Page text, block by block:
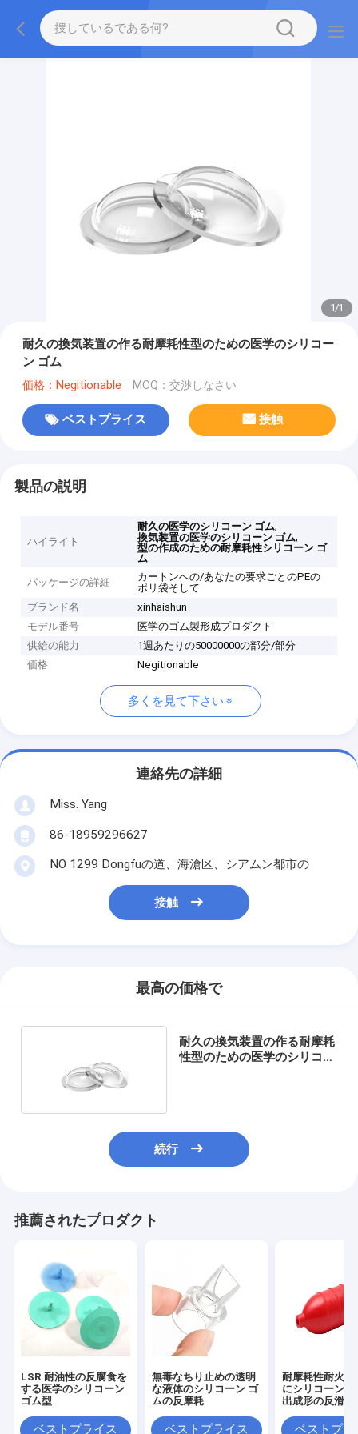
1/1
耐久の換気装置の作る耐摩耗性型のための医学のシリコー
ン ゴム
価格：Negitionable MOQ：交渉しなさい
ベストプライス 接触
製品の説明
ハイライト
耐久の医学のシリコーン ゴム,
換気装置の医学のシリコーン ゴム,
型の作成のための耐摩耗性シリコーン ゴ
ム
パッケージの詳細
カートンへの/あなたの要求ごとのPEの
ポリ袋そして
ブランド名
xinhaishun
モデル番号
医学のゴム製形成プロダクト
供給の能力
1週あたりの50000000の部分/部分
価格
Negitionable
多くを見て下さい
連絡先の詳細
Miss. Yang
86-18959296627
NO 1299 Dongfuの道、海滄区、シアムン都市の
接触
最高の価格で
耐久の換気装置の作る耐摩耗
性型のための医学のシリコー
続行
推薦されたプロダクト
LSR 耐油性の反腐食を
する医学のシリコーン
ゴム型
ベストプライス
無毒なちり止めの透明
な液体のシリコーン ゴ
ムの反摩耗
ベストプライス
耐摩耗性耐火性
にシリコーン
出成形の反滑る
ベストプラ